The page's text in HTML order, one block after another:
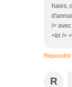
haies,
/>
<br />
Répondre
R